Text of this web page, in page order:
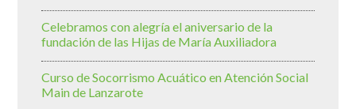
Celebramos con alegría el aniversario de la
fundación de las Hijas de María Auxiliadora
Curso de Socorrismo Acuático en Atención Social
Main de Lanzarote